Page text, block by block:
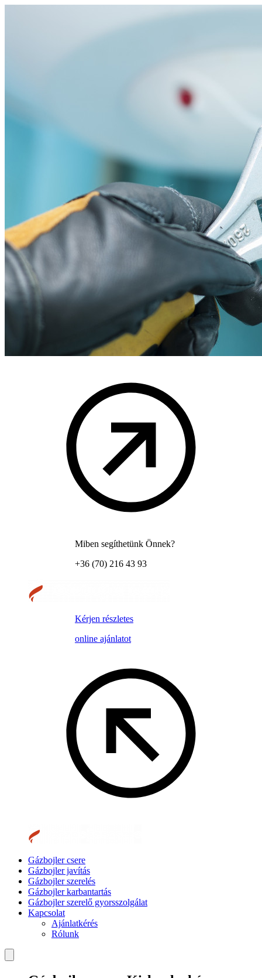
Miben segíthetünk Önnek?
+36 (70) 216 43 93
Kérjen részletes
online ajánlatot
Gázbojler csere
Gázbojler javítás
Gázbojler szerelés
Gázbojler karbantartás
Gázbojler szerelő gyorsszolgálat
Kapcsolat
Ajánlatkérés
Rólunk